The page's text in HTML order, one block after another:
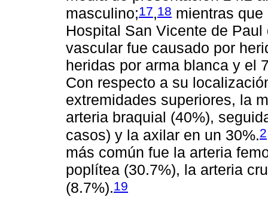
masculino;17,18 mientras
Hospital San Vicente de
vascular fue causado por
heridas por arma blanca y el
Con respecto a su
extremidades superiores, la
arteria braquial (40%),
casos) y la axilar en un 30%.2
más común fue la arteria
poplítea (30.7%), la arteria
(8.7%).19